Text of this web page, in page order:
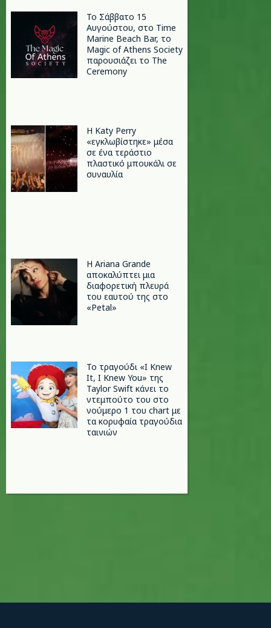
Το Σάββατο 15
Αυγούστου, στο Time
Marine Beach Bar, το
Magic of Athens Society
παρουσιάζει το The
Ceremony
H Katy Perry
«εγκλωβίστηκε» μέσα
σε ένα τεράστιο
πλαστικό μπουκάλι σε
συναυλία
Η Ariana Grande
αποκαλύπτει μια
διαφορετική πλευρά
του εαυτού της στο
«Petal»
Το τραγούδι «I Knew
It, I Knew You» της
Taylor Swift κάνει το
ντεμπούτο του στο
νούμερο 1 του chart με
τα κορυφαία τραγούδια
ταινιών